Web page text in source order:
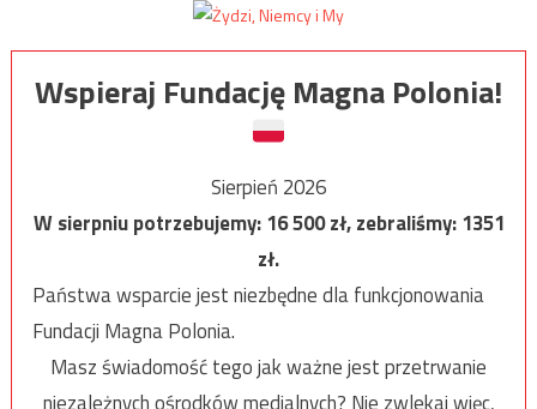
Wspieraj Fundację Magna Polonia!
Sierpień 2026
W sierpniu potrzebujemy:16 500zł, zebraliśmy:1351
zł.
Państwa wsparcie jest niezbędne dla funkcjonowania
Fundacji Magna Polonia.
Masz świadomość tego jak ważne jest przetrwanie